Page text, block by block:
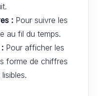
: Pour suivre les
au fil du temps.
Pour afficher les
forme de chiffres